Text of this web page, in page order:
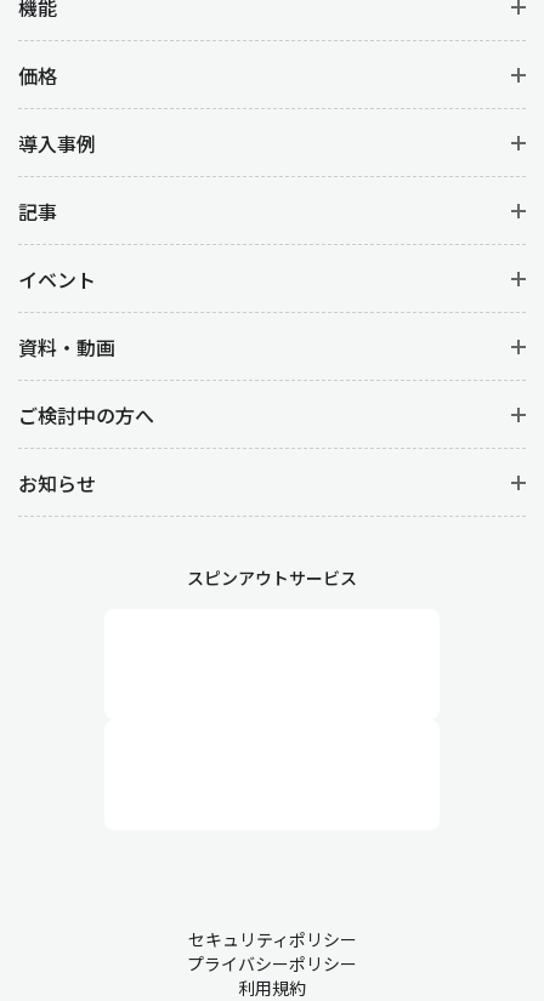
機能
価格
導入事例
記事
イベント
資料・動画
ご検討中の方へ
お知らせ
スピンアウトサービス
セキュリティポリシー
プライバシーポリシー
利用規約